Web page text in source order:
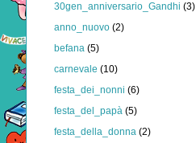
30gen_anniversario_Gandhi (3)
anno_nuovo (2)
befana (5)
carnevale (10)
festa_dei_nonni (6)
festa_del_papà (5)
festa_della_donna (2)